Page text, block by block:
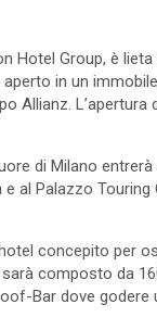
Hotel Group, è
aperto in un
Allianz.
di Milano
al Palazzo
concepito per
composto da
Bar dove